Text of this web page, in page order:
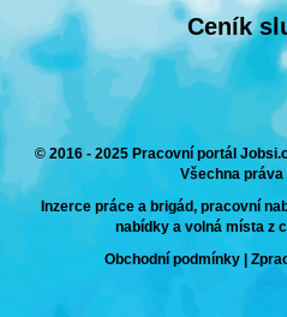
Ceník
© 2016 - 2025 Pracovní portál
Všechna
Inzerce práce a brigád, pracovní
nabídky a volná místa z
Obchodní podmínky|